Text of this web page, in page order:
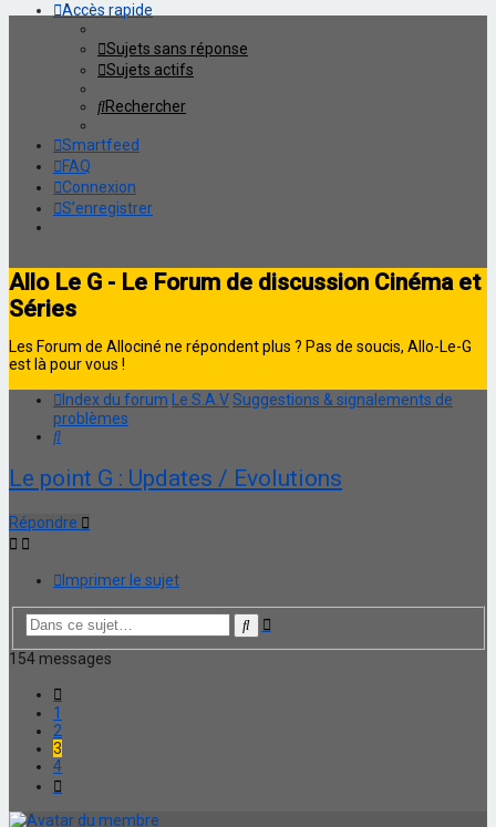
Accès rapide
Sujets sans réponse
Sujets actifs
Rechercher
Smartfeed
FAQ
Connexion
S’enregistrer
Allo Le G - Le Forum de discussion Cinéma et
Séries
Les Forum de Allociné ne répondent plus ? Pas de soucis, Allo-Le-G
est là pour vous !
Index du forum
Le S.A.VSuggestions & signalements de
problèmes
Rechercher
Le point G : Updates / Evolutions
Répondre
Imprimer le sujet
Rechercher
Recherche
154 messages
1
2
3
4